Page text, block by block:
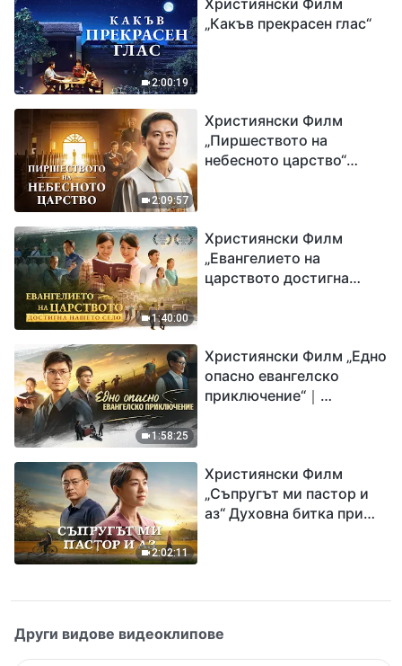
2:00:19
„Какъв прекрасен глас“
2:09:57
Християнски Филм
„Пиршеството на
небесното царство“
1:40:00
Християнски Филм
„Евангелието на
царството достигна
1:58:25
Християнски Филм „Едно
опасно евангелско
приключение“｜
Исус
2:02:11
Християнски Филм
„Съпругът ми пастор и
аз“ Духовна битка при
Други видове видеоклипове